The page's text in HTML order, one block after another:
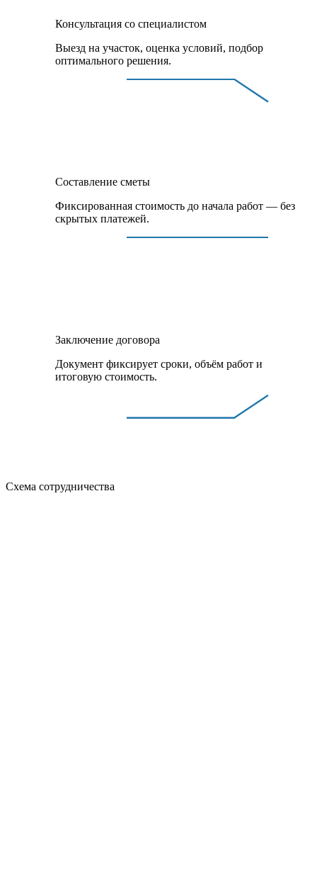
Консультация со специалистом
Выезд на участок, оценка условий, подбор
оптимального решения.
Составление сметы
Фиксированная стоимость до начала работ — без
скрытых платежей.
Заключение договора
Документ фиксирует сроки, объём работ и
итоговую стоимость.
Схема сотрудничества